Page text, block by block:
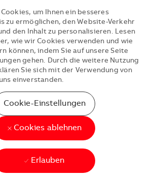
um Ihnen ein besseres
zu ermöglichen, den Website-Verkehr
den Inhalt zu personalisieren. Lesen
wie wir Cookies verwenden und wie
können, indem Sie auf unsere Seite
gehen. Durch die weitere Nutzung
Sie sich mit der Verwendung von
einverstanden.
Cookie-Einstellungen
Cookies ablehnen
Erlauben